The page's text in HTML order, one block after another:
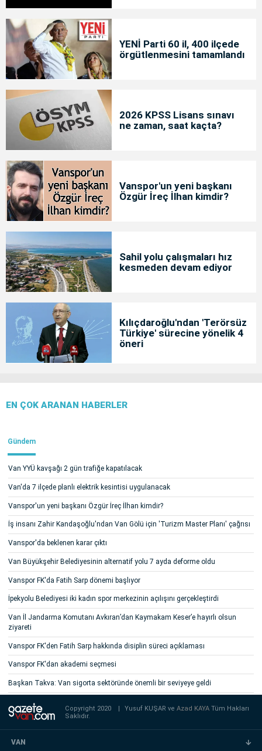
YENİ Parti 60 il, 400 ilçede
örgütlenmesini tamamlandı
2026 KPSS Lisans sınavı
ne zaman, saat kaçta?
Vanspor'un yeni başkanı
Özgür İreç İlhan kimdir?
Sahil yolu çalışmaları hız
kesmeden devam ediyor
Kılıçdaroğlu'ndan 'Terörsüz
Türkiye' sürecine yönelik 4
öneri
EN ÇOK ARANAN HABERLER
Gündem
Van YYÜ kavşağı 2 gün trafiğe kapatılacak
Van'da 7 ilçede planlı elektrik kesintisi uygulanacak
Vanspor'un yeni başkanı Özgür İreç İlhan kimdir?
İş insanı Zahir Kandaşoğlu'ndan Van Gölü için 'Turizm Master Planı' çağrısı
Vanspor'da beklenen karar çıktı
Van Büyükşehir Belediyesinin alternatif yolu 7 ayda deforme oldu
Vanspor FK'da Fatih Sarp dönemi başlıyor
İpekyolu Belediyesi iki kadın spor merkezinin açılışını gerçekleştirdi
Van İl Jandarma Komutanı Avkıran’dan Kaymakam Keser’e hayırlı olsun
ziyareti
Vanspor FK'den Fatih Sarp hakkında disiplin süreci açıklaması
Vanspor FK'dan akademi seçmesi
Başkan Takva: Van sigorta sektöründe önemli bir seviyeye geldi
Copyright 2020 | Yusuf KUŞAR veAzad KAYATüm Hakları
Saklıdır.
VAN